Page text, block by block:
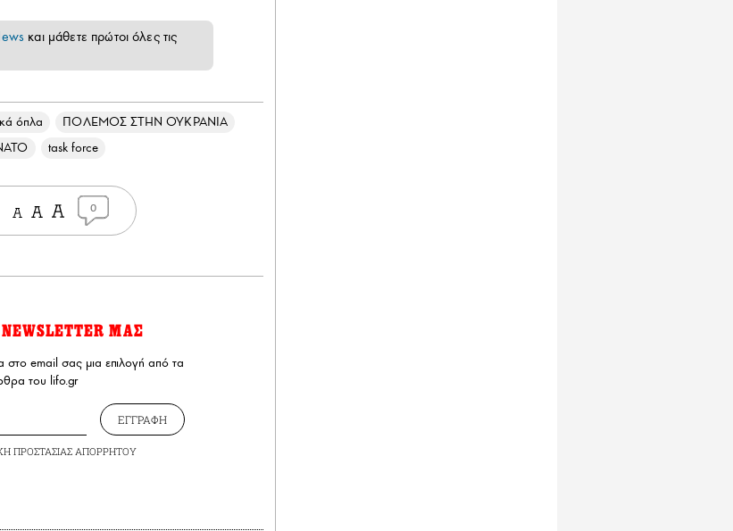
και μάθετε πρώτοι όλες τις
όπλα
ΠΟΛΕΜΟΣ ΣΤΗΝ ΟΥΚΡΑΝΙΑ
task force
0
ΜΑΣ
στο email σας μια επιλογή από τα
του lifo.gr
ΕΓΓΡΑΦΗ
ΠΡΟΣΤΑΣΙΑΣ ΑΠΟΡΡΗΤΟΥ